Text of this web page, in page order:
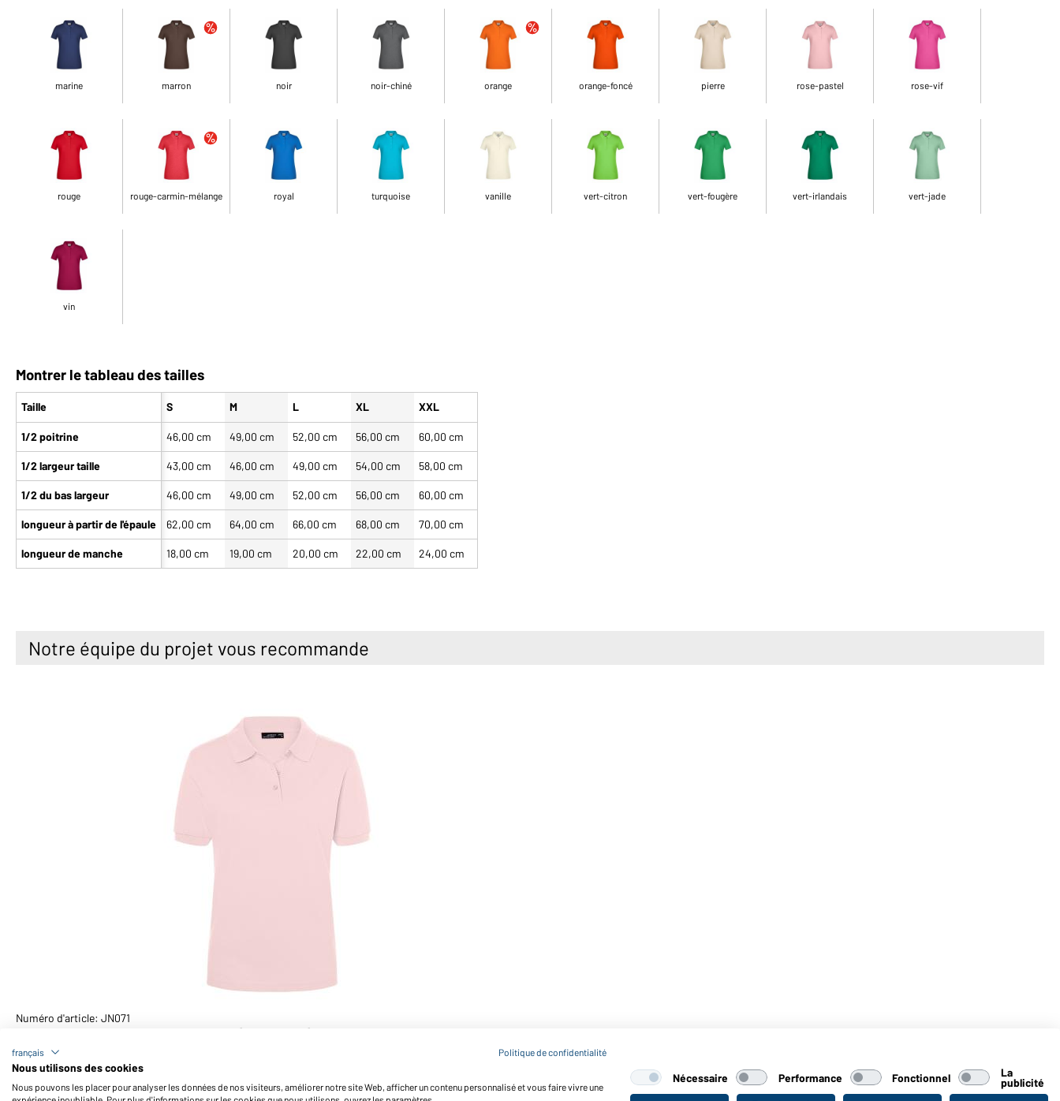
marine marron noir noir-chiné orange orange-foncé pierre rose-pastel rose-vif
rouge rouge-carmin-mélange royal turquoise vanille vert-citron vert-fougère vert-irlandais vert-jade
vin
Montrer le tableau des tailles
Taille
1/2 poitrine
1/2 largeur taille
1/2 du bas largeur
longueur à partir de l'épaule
longueur de manche
S M L XL XXL
46,00 cm 49,00 cm 52,00 cm 56,00 cm 60,00 cm
43,00 cm 46,00 cm 49,00 cm 54,00 cm 58,00 cm
46,00 cm 49,00 cm 52,00 cm 56,00 cm 60,00 cm
62,00 cm 64,00 cm 66,00 cm 68,00 cm 70,00 cm
18,00 cm 19,00 cm 20,00 cm 22,00 cm 24,00 cm
Notre équipe du projet vous recommande
Numéro d'article: JN071
Polo piquée coupe ajustée femme (rose-clair)
français Politique de confidentialité
Nous utilisons des cookies
Nous pouvons les placer pour analyser les données de nos visiteurs, améliorer notre site Web, afficher un contenu personnalisé et vous faire vivre une
Nécessaire Performance Fonctionnel La
publicité